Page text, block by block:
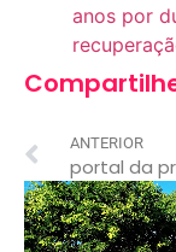
anos por
ANTERIOR